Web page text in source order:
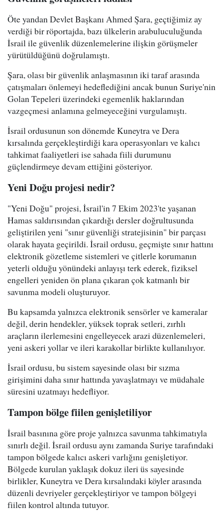
Öte yandan Devlet Başkanı Ahmed Şara, geçtiğimiz ay
verdiği bir röportajda, bazı ülkelerin arabuluculuğunda
İsrail ile güvenlik düzenlemelerine ilişkin görüşmeler
yürütüldüğünü doğrulamıştı.
Şara, olası bir güvenlik anlaşmasının iki taraf arasında
çatışmaları önlemeyi hedeflediğini ancak bunun Suriye'nin
Golan Tepeleri üzerindeki egemenlik haklarından
vazgeçmesi anlamına gelmeyeceğini vurgulamıştı.
İsrail ordusunun son dönemde Kuneytra ve Dera
kırsalında gerçekleştirdiği kara operasyonları ve kalıcı
tahkimat faaliyetleri ise sahada fiili durumunu
güçlendirmeye devam ettiğini gösteriyor.
Yeni Doğu projesi nedir?
"Yeni Doğu" projesi, İsrail'in 7 Ekim 2023'te yaşanan
Hamas saldırısından çıkardığı dersler doğrultusunda
geliştirilen yeni "sınır güvenliği stratejisinin" bir parçası
olarak hayata geçirildi. İsrail ordusu, geçmişte sınır hattını
elektronik gözetleme sistemleri ve çitlerle korumanın
yeterli olduğu yönündeki anlayışı terk ederek, fiziksel
engelleri yeniden ön plana çıkaran çok katmanlı bir
savunma modeli oluşturuyor.
Bu kapsamda yalnızca elektronik sensörler ve kameralar
değil, derin hendekler, yüksek toprak setleri, zırhlı
araçların ilerlemesini engelleyecek arazi düzenlemeleri,
yeni askeri yollar ve ileri karakollar birlikte kullanılıyor.
İsrail ordusu, bu sistem sayesinde olası bir sızma
girişimini daha sınır hattında yavaşlatmayı ve müdahale
süresini uzatmayı hedefliyor.
Tampon bölge fiilen genişletiliyor
İsrail basınına göre proje yalnızca savunma tahkimatıyla
sınırlı değil. İsrail ordusu aynı zamanda Suriye tarafındaki
tampon bölgede kalıcı askeri varlığını genişletiyor.
Bölgede kurulan yaklaşık dokuz ileri üs sayesinde
birlikler, Kuneytra ve Dera kırsalındaki köyler arasında
düzenli devriyeler gerçekleştiriyor ve tampon bölgeyi
fiilen kontrol altında tutuyor.